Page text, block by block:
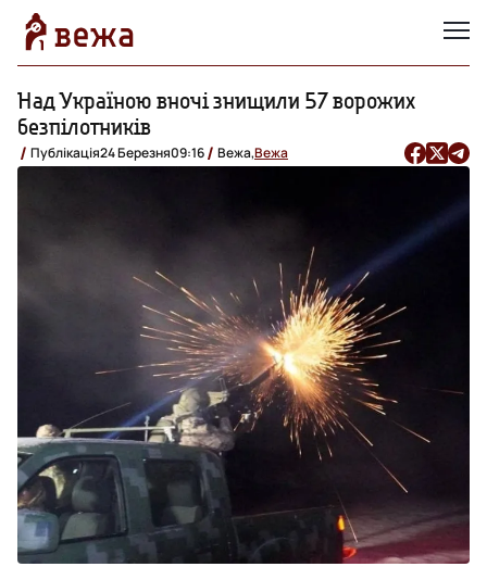
Над Україною вночі знищили 57 ворожих
безпілотників
Публікація24 Березня09:16 Вежа,Вежа